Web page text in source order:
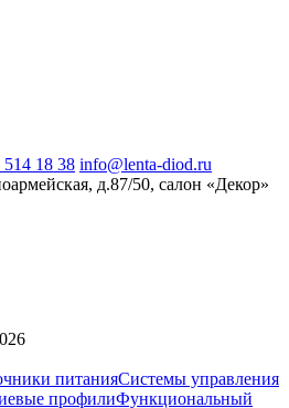
18 38 info@lenta-diod.ru
д.87/50, салон «Декор»
питанияСистемы управления
профилиФункциональный